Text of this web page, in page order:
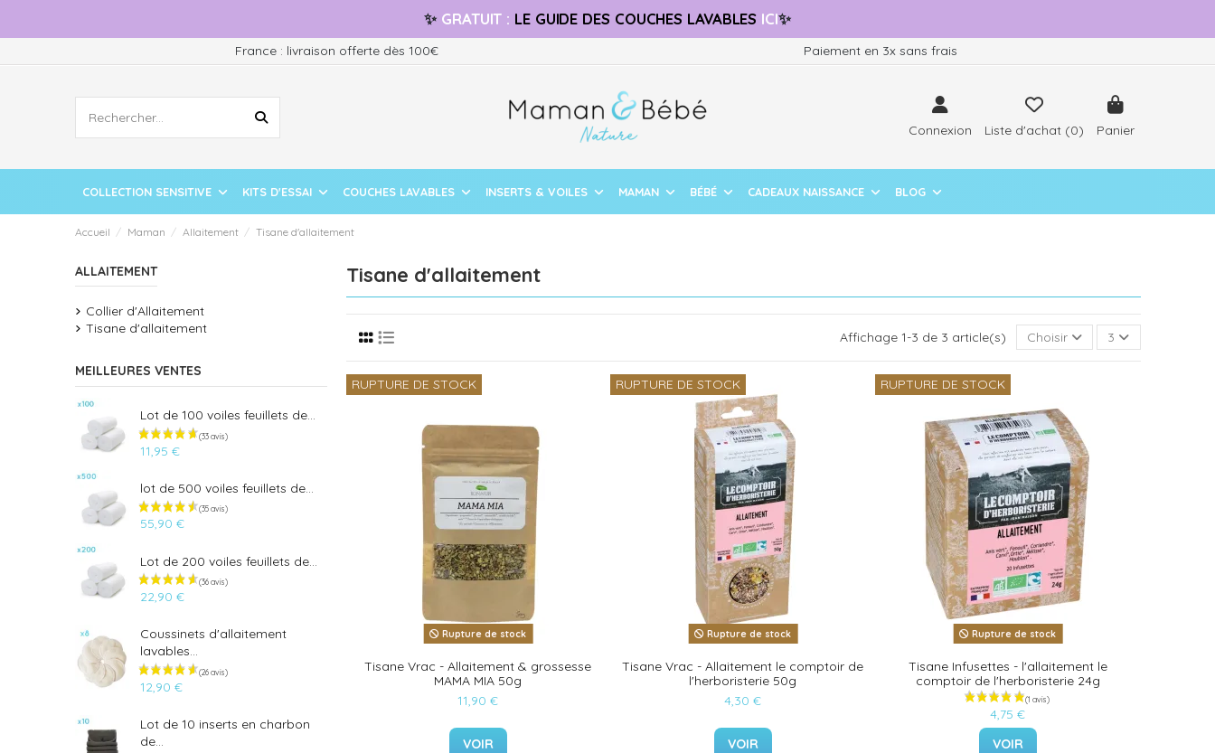
✨ GRATUIT : LE GUIDE DES COUCHES LAVABLES ICI✨
France : livraison offerte dès 100€ Paiement en 3x sans frais
Connexion Liste d'achat (0) Panier
COLLECTION SENSITIVE KITS D'ESSAI COUCHES LAVABLES INSERTS & VOILES MAMAN BÉBÉ CADEAUX NAISSANCE BLOG
Accueil Maman Allaitement Tisane d'allaitement
Tisane d'allaitement
Affichage 1-3 de 3 article(s) Choisir 3
RUPTURE DE STOCK
Rupture de stock
Tisane Vrac - Allaitement & grossesse
MAMA MIA 50g
11,90 €
VOIR
RUPTURE DE STOCK
Rupture de stock
Tisane Vrac - Allaitement le comptoir de
l'herboristerie 50g
4,30 €
VOIR
RUPTURE DE STOCK
Rupture de stock
Tisane Infusettes - l'allaitement le
comptoir de l'herboristerie 24g
4,75 €
VOIR
ALLAITEMENT
Collier d'Allaitement
Tisane d'allaitement
MEILLEURES VENTES
Lot de 100 voiles feuillets de...
11,95 €
lot de 500 voiles feuillets de...
55,90 €
Lot de 200 voiles feuillets de...
22,90 €
Coussinets d'allaitement
lavables...
12,90 €
Lot de 10 inserts en charbon
de...